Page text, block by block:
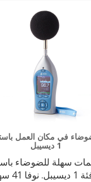
في مكان العمل
1 ديسيبل
سهلة للضوضاء
نوفا 41 سهل